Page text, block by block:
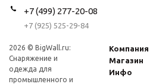
+7 (499) 277-20-08
+7 (925) 525-29-84
2026 © BigWall.ru:
Снаряжение и
одежда для
промышленного и
Компания
Магазин
Инфо